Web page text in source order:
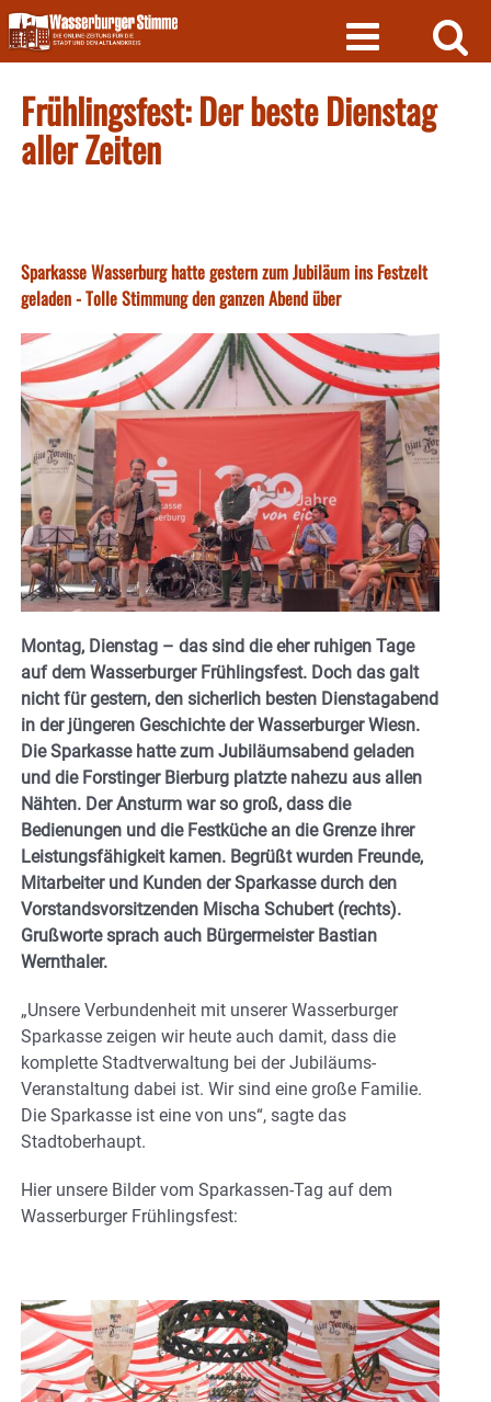
Skip
to
content
Frühlingsfest: Der beste Dienstag
aller Zeiten
Sparkasse Wasserburg hatte gestern zum Jubiläum ins Festzelt
geladen - Tolle Stimmung den ganzen Abend über
Montag, Dienstag – das sind die eher ruhigen Tage
auf dem Wasserburger Frühlingsfest. Doch das galt
nicht für gestern, den sicherlich besten Dienstagabend
in der jüngeren Geschichte der Wasserburger Wiesn.
Die Sparkasse hatte zum Jubiläumsabend geladen
und die Forstinger Bierburg platzte nahezu aus allen
Nähten. Der Ansturm war so groß, dass die
Bedienungen und die Festküche an die Grenze ihrer
Leistungsfähigkeit kamen. Begrüßt wurden Freunde,
Mitarbeiter und Kunden der Sparkasse durch den
Vorstandsvorsitzenden Mischa Schubert (rechts).
Grußworte sprach auch Bürgermeister Bastian
Wernthaler.
„Unsere Verbundenheit mit unserer Wasserburger
Sparkasse zeigen wir heute auch damit, dass die
komplette Stadtverwaltung bei der Jubiläums-
Veranstaltung dabei ist. Wir sind eine große Familie.
Die Sparkasse ist eine von uns“, sagte das
Stadtoberhaupt.
Hier unsere Bilder vom Sparkassen-Tag auf dem
Wasserburger Frühlingsfest: